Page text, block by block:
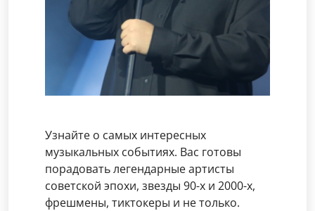
Узнайте о самых интересных
музыкальных событиях. Вас готовы
порадовать легендарные артисты
советской эпохи, звезды 90-х и 2000-х,
фрешмены, тиктокеры и не только.